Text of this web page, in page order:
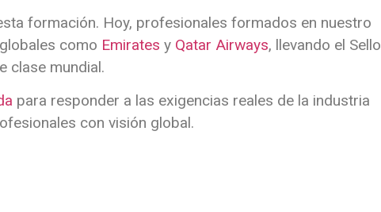
formación. Hoy, profesionales formados en nuestro
como Emirates y Qatar Airways, llevando el Sello
clase mundial.
para responder a las exigencias reales de la industria
con visión global.